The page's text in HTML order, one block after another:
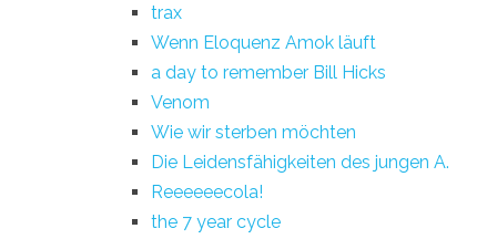
trax
Wenn Eloquenz Amok läuft
a day to remember Bill Hicks
Venom
Wie wir sterben möchten
Die Leidensfähigkeiten des jungen A.
Reeeeeecola!
the 7 year cycle